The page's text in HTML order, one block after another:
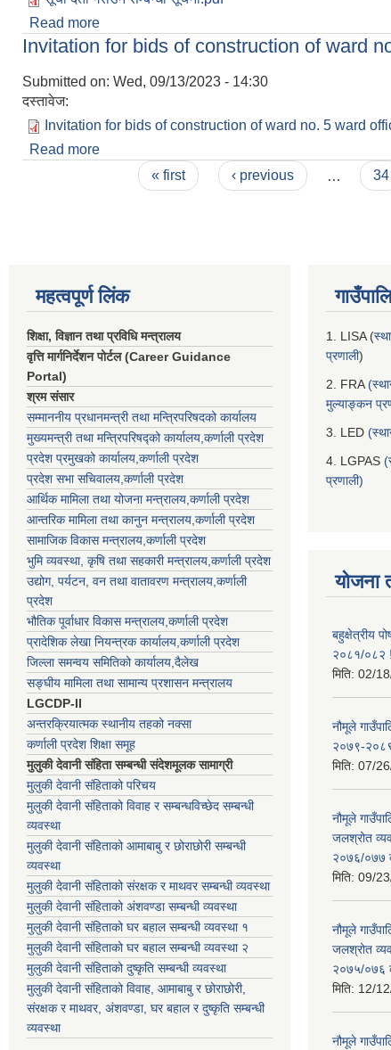
Read more
Invitation for bids of construction of ward
Submitted on: Wed, 09/13/2023 - 14:30
दस्तावेज:
Invitation for bids of construction of ward no. 5 ward
Read more
« first ‹ previous 34
महत्वपूर्ण लिंक
शिक्षा, विज्ञान तथा प्रविधि मन्त्रालय
वृत्ति मार्गनिर्देशन पोर्टल (Career Guidance
Portal)
श्रम संसार
सम्माननीय प्रधानमन्त्री तथा मन्त्रिपरिषद‌को कार्यालय
मुख्यमन्त्री तथा मन्त्रिपरिषद्को कार्यालय,कर्णाली प्रदेश
प्रदेश प्रमुखको कार्यालय,कर्णाली प्रदेश
प्रदेश सभा सचिवालय,कर्णाली प्रदेश
आर्थिक मामिला तथा योजना मन्त्रालय,कर्णाली प्रदेश
आन्तरिक मामिला तथा कानुन मन्त्रालय,कर्णाली प्रदेश
सामाजिक विकास मन्त्रालय,कर्णाली प्रदेश
भुमि व्यवस्था, कृषि तथा सहकारी मन्त्रालय,कर्णाली प्रदेश
उद्योग, पर्यटन, वन तथा वातावरण मन्त्रालय,कर्णाली
प्रदेश
भौतिक पूर्वाधार विकास मन्त्रालय,कर्णाली प्रदेश
प्रादेशिक लेखा नियन्त्रक कार्यालय,कर्णाली प्रदेश
जिल्ला समन्वय समितिको कार्यालय,दैलेख
सङ्घीय मामिला तथा सामान्य प्रशासन मन्त्रालय
LGCDP-II
अन्तरक्रियात्मक स्थानीय तहको नक्सा
कर्णाली प्रदेश शिक्षा समूह
मुलुकी देवानी संहिता सम्बन्धी संदेशमूलक सामाग्री
मुलुकी देवानी संहिताको परिचय
मुलुकी देवानी संहिताको विवाह र सम्बन्धविच्छेद सम्बन्धी
व्यवस्था
मुलुकी देवानी संहिताको आमाबाबु र छोराछोरी सम्बन्धी
व्यवस्था
मुलुकी देवानी संहिताको संरक्षक र माथवर सम्बन्धी व्यवस्था
मुलुकी देवानी संहिताको अंशवण्डा सम्बन्धी व्यवस्था
मुलुकी देवानी संहिताको घर बहाल सम्बन्धी व्यवस्था १
मुलुकी देवानी संहिताको घर बहाल सम्बन्धी व्यवस्था २
मुलुकी देवानी संहिताको दुष्कृति सम्बन्धी व्यवस्था
मुलुकी देवानी संहिताको विवाह, आमाबाबु र छोराछोरी,
संरक्षक र माथवर, अंशवण्डा, घर बहाल र दुष्कृति सम्बन्धी
व्यवस्था
1. LISA (
प्रणाली)
2. FRA
मुल्याङ्कन
3. LED
4. LGPAS
प्रणाली)
योजना
बहुक्षेत्रीय
२०८१/०८२
मिति: 02/
नौमूले
२०७९-
मिति: 07/
नौमूले
जलश्रोत
२०७६/०७७
मिति: 09/
नौमूले
जलश्रोत
२०७५/०७६
मिति: 12/
नौमूले